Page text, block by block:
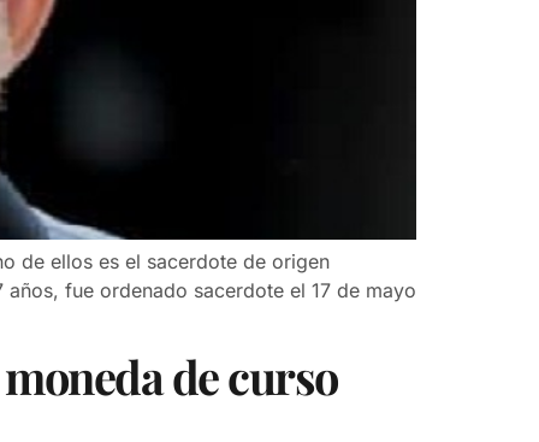
de ellos es el sacerdote de origen
fue ordenado sacerdote el 17 de mayo
de curso